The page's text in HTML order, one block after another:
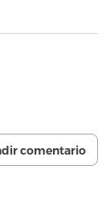
comentario